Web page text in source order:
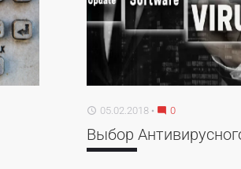
access_time 05.02.2018 mode_comment 0
Выбор